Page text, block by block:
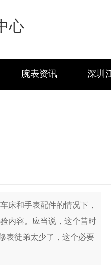
心
腕表资讯 深圳
床和手表配件的情况下，
内容。应当说，这个昔时
表徒弟太少了，这个必要